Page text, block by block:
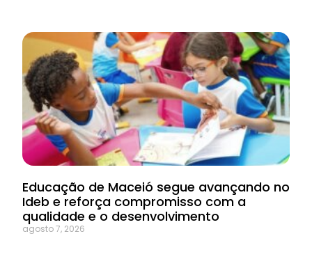
Educação de Maceió segue avançando no
Ideb e reforça compromisso com a
qualidade e o desenvolvimento
agosto 7, 2026